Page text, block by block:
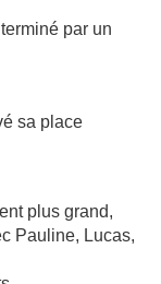
par un
sa place
plus grand,
Pauline, Lucas,